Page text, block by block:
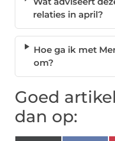
relaties in april?
Hoe ga ik met
om?
Goed
dan op: